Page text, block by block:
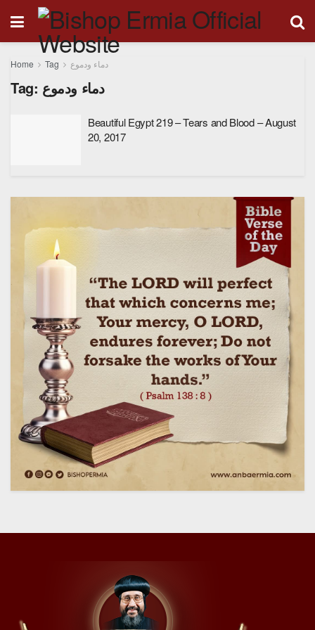
Home Tag دماء ودموع
Tag: دماء ودموع
Beautiful Egypt 219 – Tears and Blood – August
20, 2017